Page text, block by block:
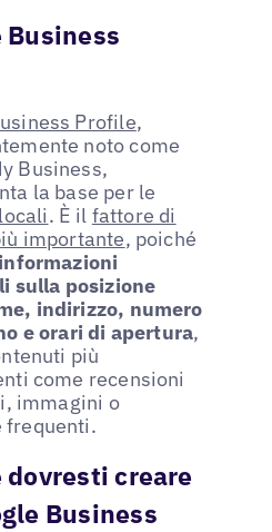
Business
Profile,
noto come
Business,
la base per le
. È il fattore di
importante, poiché
sulla posizione
indirizzo, numero
e orari di apertura,
più
come recensioni
immagini o
frequenti.
dovresti creare
Business